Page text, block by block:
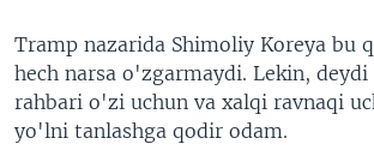
Tramp nazarida Shimoliy Koreya bu
hech narsa o'zgarmaydi. Lekin,
rahbari o'zi uchun va xalqi ravnaqi
yo'lni tanlashga qodir odam.